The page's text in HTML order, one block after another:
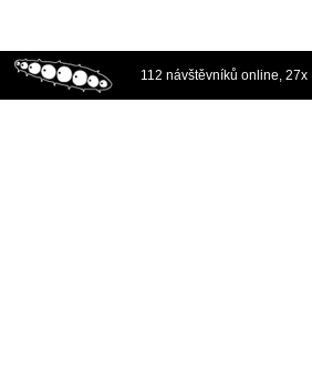
112 návštěvníků online,